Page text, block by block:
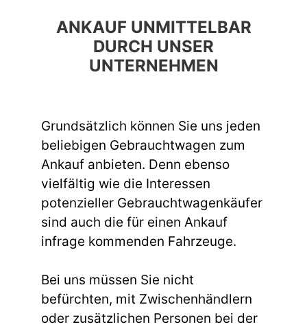
ANKAUF UNMITTELBAR
DURCH UNSER
UNTERNEHMEN
Grundsätzlich können Sie uns jeden
beliebigen Gebrauchtwagen zum
Ankauf anbieten. Denn ebenso
vielfältig wie die Interessen
potenzieller Gebrauchtwagenkäufer
sind auch die für einen Ankauf
infrage kommenden Fahrzeuge.
Bei uns müssen Sie nicht
befürchten, mit Zwischenhändlern
oder zusätzlichen Personen bei der